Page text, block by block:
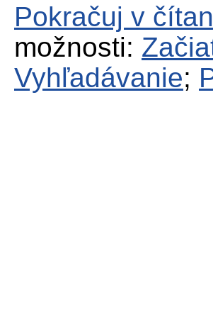
Pokračuj v
možnosti:
Vyhľadávanie;